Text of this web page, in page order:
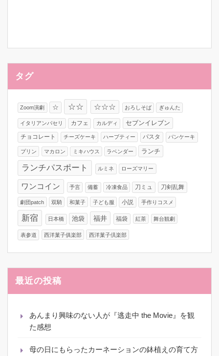
タグ
Zoom演劇 ☆ ☆☆ ☆☆☆ おろしそば ぎゅんた
イタリアンパセリ カフェ カルディ
セブンイレブン
チョコレート
チーズケーキ ハーブティー パスタ パンケーキ
プリン マカロン ミキハウス ラベンダー ランチ
ランチパスポート ルミネ ローズマリー
ワンコイン 予言 備蓄 冷凍食品 刀ミュ 刀剣乱舞
劇団patch 双騎 和菓子 子ども服 小説 手作りコスメ
新宿 日本橋 池袋 福井 福袋 紅茶 舞台観劇
表参道 西洋菓子俱楽部 西洋菓子倶楽部
最近の投稿
あんまり興味のない人が『逃走中 the Movie』を観
た感想
母の日にもらったカーネーションの鉢植えの育て方